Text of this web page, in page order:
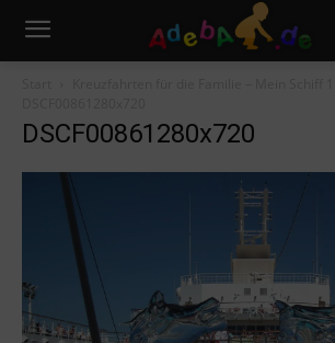
DSCF00861280x720